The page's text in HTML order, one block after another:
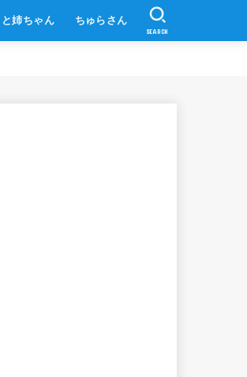
と姉ちゃん ちゅらさん
SEARCH